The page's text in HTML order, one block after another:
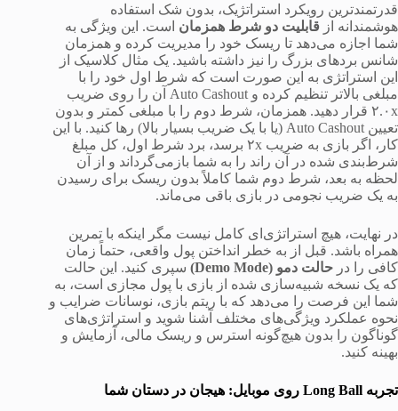
قدرتمندترین رویکرد استراتژیک، بدون شک استفاده
هوشمندانه از قابلیت دو شرط همزمان است. این ویژگی به
شما اجازه می‌دهد تا ریسک خود را مدیریت کرده و همزمان
شانس بردهای بزرگ را نیز داشته باشید. یک مثال کلاسیک از
این استراتژی به این صورت است که شرط اول خود را با
مبلغی بالاتر تنظیم کرده و Auto Cashout آن را روی ضریب
۲.۰x قرار دهید. همزمان، شرط دوم را با مبلغی کمتر و بدون
تعیین Auto Cashout (یا با یک ضریب بسیار بالا) رها کنید. با این
کار، اگر بازی به ضریب ۲x برسد، برد شرط اول، کل مبلغ
شرط‌بندی شده در آن راند را به شما بازمی‌گرداند و از آن
لحظه به بعد، شرط دوم شما کاملاً بدون ریسک برای رسیدن
به یک ضریب نجومی در بازی باقی می‌ماند.
در نهایت، هیچ استراتژی‌ای کامل نیست مگر اینکه با تمرین
همراه باشد. قبل از به خطر انداختن پول واقعی، حتماً زمان
کافی را در حالت دمو (Demo Mode)
سپری کنید. این حالت
که یک نسخه شبیه‌سازی شده از بازی با پول مجازی است، به
شما این فرصت را می‌دهد که با ریتم بازی، نوسانات ضرایب و
نحوه عملکرد ویژگی‌های مختلف آشنا شوید و استراتژی‌های
گوناگون را بدون هیچ‌گونه استرس و ریسک مالی، آزمایش و
بهینه کنید.
تجربه Long Ball روی موبایل: هیجان در دستان شما